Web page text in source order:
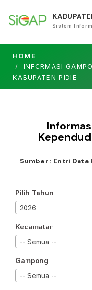
Sistem
HOME
INFORMASI
KABUPATEN PIDIE
Sumber : Entri Data
Pilih Tahun
2026
Kecamatan
-- Semua --
Gampong
-- Semua --